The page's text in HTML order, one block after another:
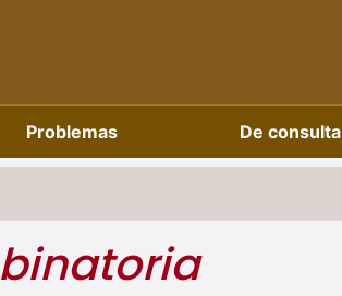
Problemas De consulta